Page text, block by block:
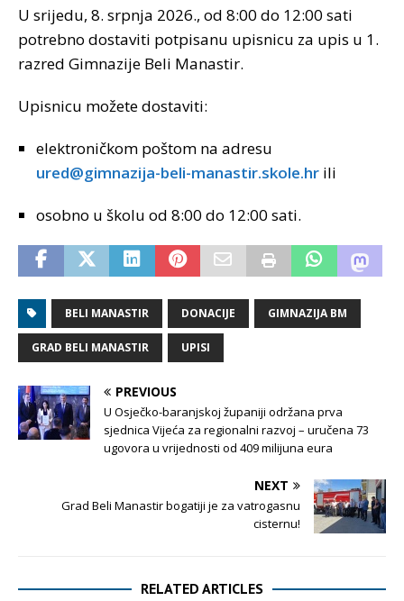
U srijedu, 8. srpnja 2026., od 8:00 do 12:00 sati
potrebno dostaviti potpisanu upisnicu za upis u 1.
razred Gimnazije Beli Manastir.
Upisnicu možete dostaviti:
elektroničkom poštom na adresu
ured@gimnazija-beli-manastir.skole.hr ili
osobno u školu od 8:00 do 12:00 sati.
BELI MANASTIR DONACIJE GIMNAZIJA BM
GRAD BELI MANASTIR UPISI
PREVIOUS
U Osječko-baranjskoj županiji održana prva
sjednica Vijeća za regionalni razvoj – uručena 73
ugovora u vrijednosti od 409 milijuna eura
NEXT
Grad Beli Manastir bogatiji je za vatrogasnu
cisternu!
RELATED ARTICLES